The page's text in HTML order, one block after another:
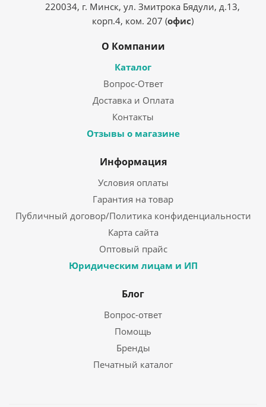
220034, г. Минск, ул. Змитрока Бядули, д.13,
корп.4, ком. 207 (офис)
О Компании
Каталог
Вопрос-Ответ
Доставка и Оплата
Контакты
Отзывы о магазине
Информация
Условия оплаты
Гарантия на товар
Публичный договор/Политика конфиденциальности
Карта сайта
Оптовый прайс
Юридическим лицам и ИП
Блог
Вопрос-ответ
Помощь
Бренды
Печатный каталог